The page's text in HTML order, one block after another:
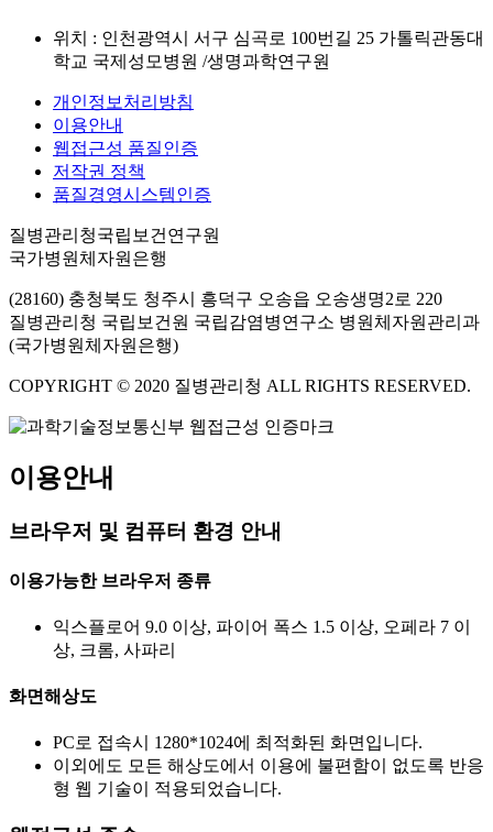
위치 : 인천광역시 서구 심곡로 100번길 25 가톨릭관동대
학교 국제성모병원 /생명과학연구원
개인정보처리방침
이용안내
웹접근성 품질인증
저작권 정책
품질경영시스템인증
질병관리청국립보건연구원
국가병원체자원은행
(28160) 충청북도 청주시 흥덕구 오송읍 오송생명2로 220
질병관리청 국립보건원 국립감염병연구소 병원체자원관리과
(국가병원체자원은행)
COPYRIGHT © 2020 질병관리청 ALL RIGHTS RESERVED.
이용안내
브라우저 및 컴퓨터 환경 안내
이용가능한 브라우저 종류
익스플로어 9.0 이상, 파이어 폭스 1.5 이상, 오페라 7 이
상, 크롬, 사파리
화면해상도
PC로 접속시 1280*1024에 최적화된 화면입니다.
이외에도 모든 해상도에서 이용에 불편함이 없도록 반응
형 웹 기술이 적용되었습니다.